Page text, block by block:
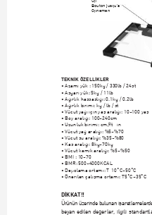
Bouton jusqu'à
Opnemen
TEKN‹K ÖZELL‹KLER
• Azami yük : 150kg / 330lb / 24st
• Asgari yük: 5kg / 11lb
• A¤›rl›k hassasl›¤›: 0.1kg / 0.2lb
• A¤›rl›k birimi: kg / lb / st
• Vücut ya¤› için yaﬂ aral›¤›: 10~100 yaﬂ
• Boy aral›¤›: 100~240cm
• Uzunluk birimi: cm/ft—in
• Vücut ya¤ aral›¤›: %5~%70
• Vücut su aral›¤›: %35~%80
• Kas aral›¤›: 8kg~70kg
• Vücut kemik aral›¤›: %5~%50
• BMI : 10~70
• BMR: 500~4000KCAL
• Depolama ortam›: T-10˚C~50˚C
• Önerilen çal›ﬂma ortam›: T5˚C~35˚C
D‹KKAT!!
Ürünün üzerinde bulunan
beyan edilen de¤erler, ilgili